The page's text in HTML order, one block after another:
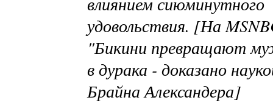
удовольствия. [На
"Бикини превращают
в дурака - доказано
Брайна Александера]